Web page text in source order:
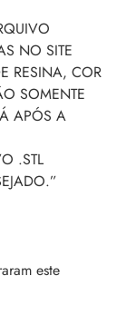
NO SITE
RESINA, COR
SOMENTE
APÓS A
.STL
este